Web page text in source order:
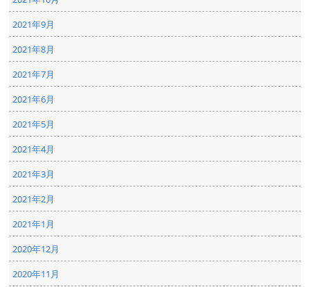
2021年9月
2021年8月
2021年7月
2021年6月
2021年5月
2021年4月
2021年3月
2021年2月
2021年1月
2020年12月
2020年11月